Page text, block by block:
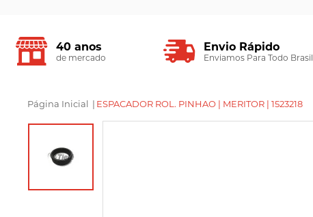
40 anos
de mercado
Envio Rápido
Enviamos Para Todo Brasil
Página Inicial | ESPACADOR ROL. PINHAO | MERITOR | 1523218